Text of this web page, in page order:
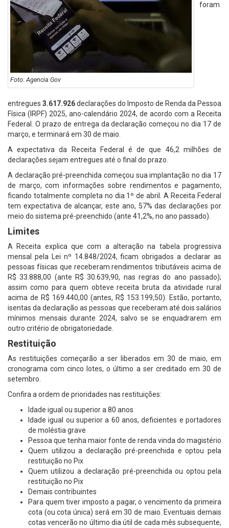
Foto: Agencia Gov
foram
entregues 3.617.926declarações do Imposto de Renda da Pessoa
Física (IRPF) 2025, ano-calendário 2024, de acordo com a Receita
Federal. O prazo de entrega da declaração começou no dia 17 de
março, e terminará em 30 de maio.
A expectativa da Receita Federal é de que 46,2 milhões de
declarações sejam entregues até o final do prazo.
A declaração pré-preenchida começou sua implantação no dia 17
de março, com informações sobre rendimentos e pagamento,
ficando totalmente completa no dia 1º de abril. A Receita Federal
tem expectativa de alcançar, este ano, 57% das declarações por
meio do sistema pré-preenchido (ante 41,2%, no ano passado).
Limites
A Receita explica que com a alteração na tabela progressiva
mensal pela Lei nº 14.848/2024, ficam obrigados a declarar as
pessoas físicas que receberam rendimentos tributáveis acima de
R$ 33.888,00 (ante R$ 30.639,90, nas regras do ano passado);
assim como para quem obteve receita bruta da atividade rural
acima de R$ 169.440,00 (antes, R$ 153.199,50). Estão, portanto,
isentas da declaração as pessoas que receberam até dois salários
mínimos mensais durante 2024, salvo se se enquadrarem em
outro critério de obrigatoriedade.
Restituição
As restituições começarão a ser liberados em 30 de maio, em
cronograma com cinco lotes, o último a ser creditado em 30 de
setembro.
Confira a ordem de prioridades nas restituições:
Idade igual ou superior a 80 anos
Idade igual ou superior a 60 anos, deficientes e portadores
de moléstia grave
Pessoa que tenha maior fonte de renda vinda do magistério
Quem utilizou a declaração pré-preenchida e optou pela
restituição no Pix
Quem utilizou a declaração pré-preenchida ou optou pela
restituição no Pix
Demais contribuintes
Para quem tiver imposto a pagar, o vencimento da primeira
cota (ou cota única) será em 30 de maio. Eventuais demais
cotas vencerão no último dia útil de cada mês subsequente,